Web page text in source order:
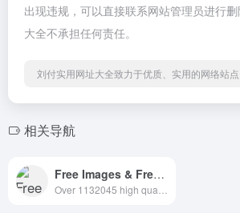
出现违规，可以直接联系网站管理员进行
大全不承担任何责任。
刘付实用网址大全致力于优质、实用的网络站
相关导航
Free Images & Free stock photos